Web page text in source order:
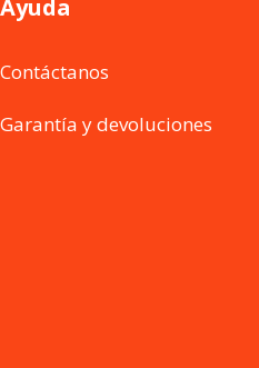
Ayuda
Contáctanos
Garantía y devoluciones